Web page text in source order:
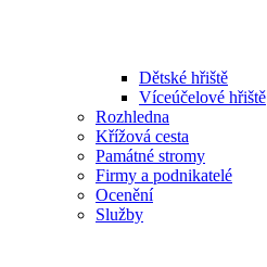
Dětské hřiště
Víceúčelové hřiště
Rozhledna
Křížová cesta
Památné stromy
Firmy a podnikatelé
Ocenění
Služby